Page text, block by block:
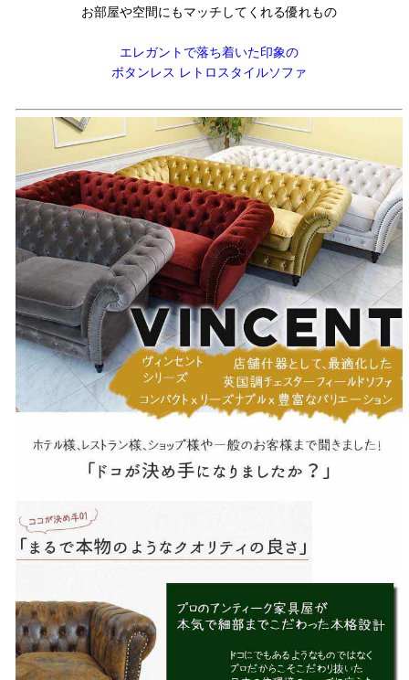
お部屋や空間にもマッチしてくれる優れもの
エレガントで落ち着いた印象の
ボタンレス レトロスタイルソファ